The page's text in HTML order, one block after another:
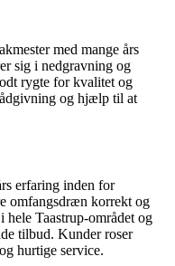
med mange års
sig i nedgravning og
rygte for kvalitet og
og hjælp til at
erfaring inden for
omfangsdræn korrekt og
hele Taastrup-området og
tilbud. Kunder roser
hurtige service.